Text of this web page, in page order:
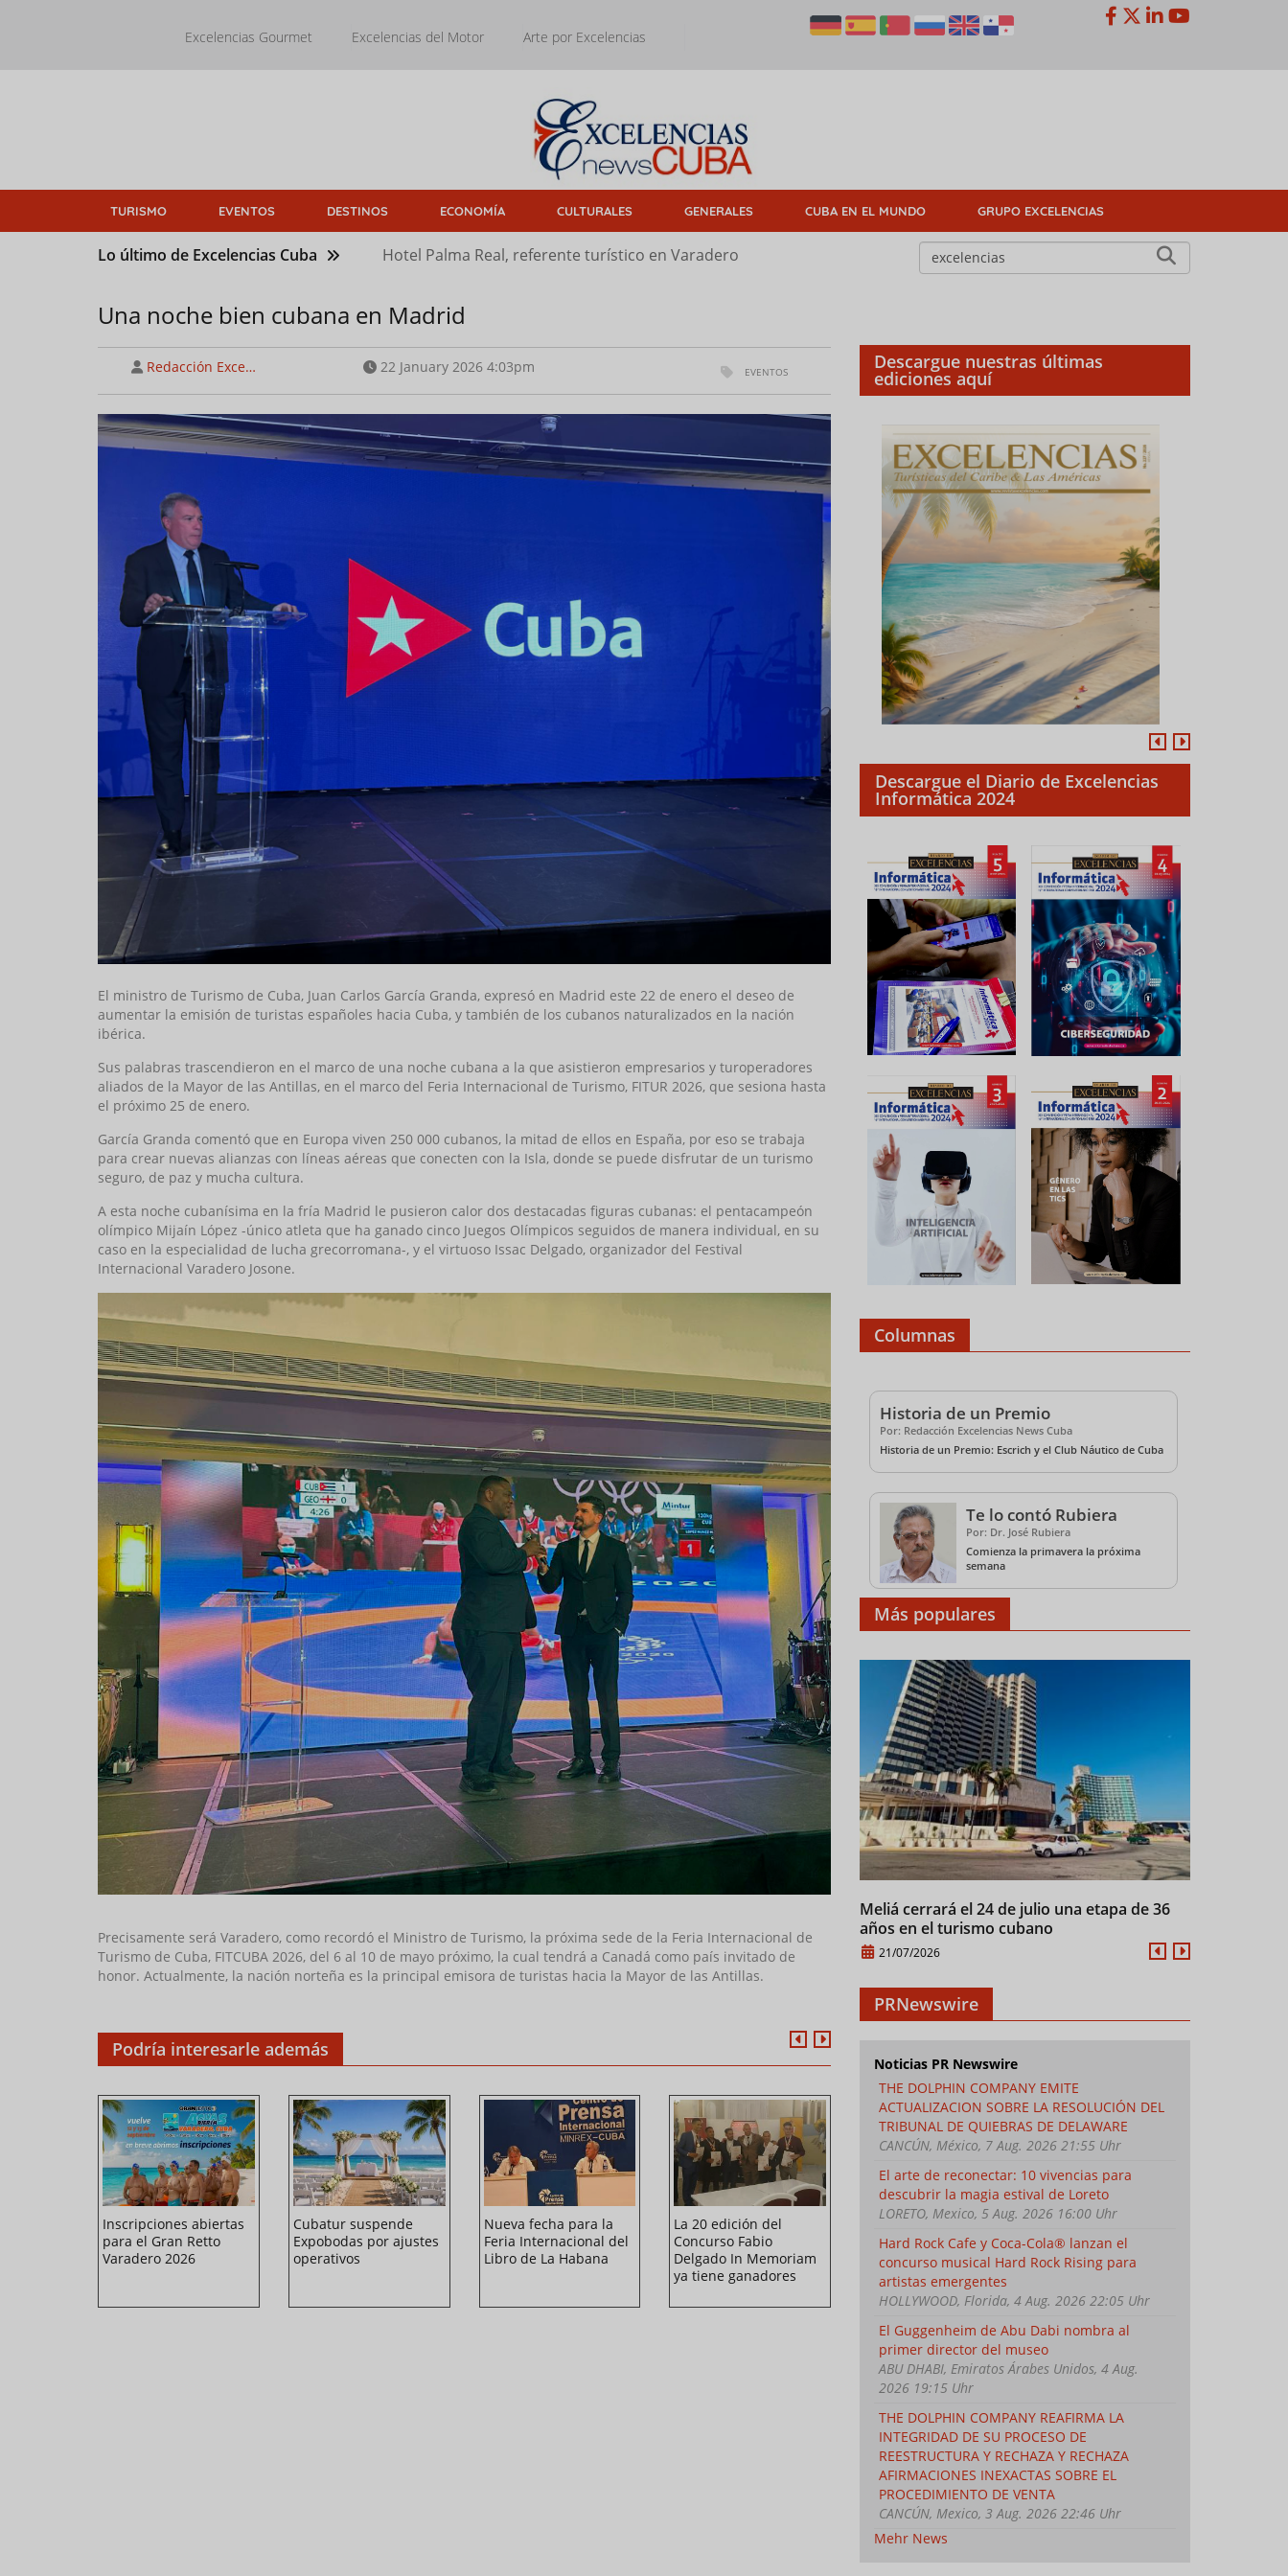
Excelencias Gourmet Excelencias del Motor Arte por Excelencias
TURISMO EVENTOS DESTINOS ECONOMÍA CULTURALES GENERALES CUBA EN EL MUNDO GRUPO EXCELENCIAS
Lo último de Excelencias Cuba Hotel Palma Real, referente turístico en Varadero
Una noche bien cubana en Madrid
Redacción Exce… 22 January 2026 4:03pm EVENTOS
El ministro de Turismo de Cuba, Juan Carlos García Granda, expresó en Madrid este 22 de enero el deseo de
aumentar la emisión de turistas españoles hacia Cuba, y también de los cubanos naturalizados en la nación
ibérica.
Sus palabras trascendieron en el marco de una noche cubana a la que asistieron empresarios y turoperadores
aliados de la Mayor de las Antillas, en el marco del Feria Internacional de Turismo, FITUR 2026, que sesiona hasta
el próximo 25 de enero.
García Granda comentó que en Europa viven 250 000 cubanos, la mitad de ellos en España, por eso se trabaja
para crear nuevas alianzas con líneas aéreas que conecten con la Isla, donde se puede disfrutar de un turismo
seguro, de paz y mucha cultura.
A esta noche cubanísima en la fría Madrid le pusieron calor dos destacadas figuras cubanas: el pentacampeón
olímpico Mijaín López -único atleta que ha ganado cinco Juegos Olímpicos seguidos de manera individual, en su
caso en la especialidad de lucha grecorromana-, y el virtuoso Issac Delgado, organizador del Festival
Internacional Varadero Josone.
Precisamente será Varadero, como recordó el Ministro de Turismo, la próxima sede de la Feria Internacional de
Turismo de Cuba, FITCUBA 2026, del 6 al 10 de mayo próximo, la cual tendrá a Canadá como país invitado de
honor. Actualmente, la nación norteña es la principal emisora de turistas hacia la Mayor de las Antillas.
Podría interesarle además
Inscripciones abiertas
para el Gran Retto
Varadero 2026
Cubatur suspende
Expobodas por ajustes
operativos
Nueva fecha para la
Feria Internacional del
Libro de La Habana
La 20 edición del
Concurso Fabio
Delgado In Memoriam
ya tiene ganadores
Cuba abre sus cielos y
fortalece el turismo en
FITCuba 2026 (+Video)
Un tour por los bares
de Varadero con
Palmares, tradición y
cubanía en FITCuba
2026 (+Video)
Descargue nuestras últimas
ediciones aquí
Descargue el Diario de Excelencias
Informática 2024
Columnas
Historia de un Premio
Por: Redacción Excelencias News Cuba
Historia de un Premio: Escrich y el Club Náutico de Cuba
Te lo contó Rubiera
Por: Dr. José Rubiera
Comienza la primavera la próxima
semana
Más populares
Meliá cerrará el 24 de julio una etapa de 36
años en el turismo cubano
21/07/2026
PRNewswire
Noticias PR Newswire
THE DOLPHIN COMPANY EMITE
ACTUALIZACION SOBRE LA RESOLUCIÓN DEL
TRIBUNAL DE QUIEBRAS DE DELAWARE
CANCÚN, México, 7 Aug. 2026 21:55 Uhr
El arte de reconectar: 10 vivencias para
descubrir la magia estival de Loreto
LORETO, Mexico, 5 Aug. 2026 16:00 Uhr
Hard Rock Cafe y Coca-Cola® lanzan el
concurso musical Hard Rock Rising para
artistas emergentes
HOLLYWOOD, Florida, 4 Aug. 2026 22:05 Uhr
El Guggenheim de Abu Dabi nombra al
primer director del museo
ABU DHABI, Emiratos Árabes Unidos, 4 Aug.
2026 19:15 Uhr
THE DOLPHIN COMPANY REAFIRMA LA
INTEGRIDAD DE SU PROCESO DE
REESTRUCTURA Y RECHAZA Y RECHAZA
AFIRMACIONES INEXACTAS SOBRE EL
PROCEDIMIENTO DE VENTA
CANCÚN, Mexico, 3 Aug. 2026 22:46 Uhr
Mehr News